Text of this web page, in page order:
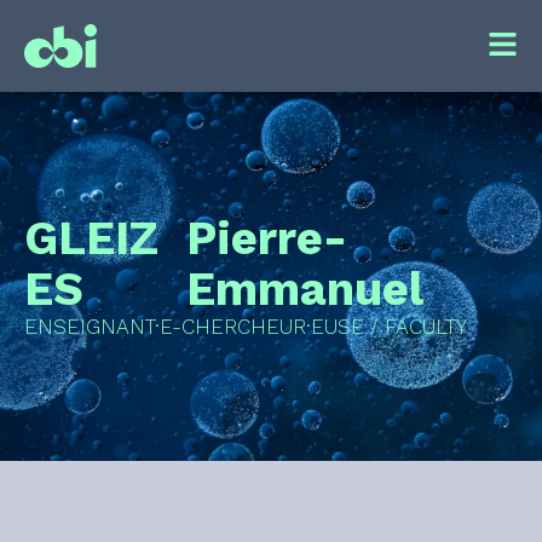
GLEIZ
ES
Pierre-
Emmanuel
ENSEIGNANT·E-CHERCHEUR·EUSE / FACULTY